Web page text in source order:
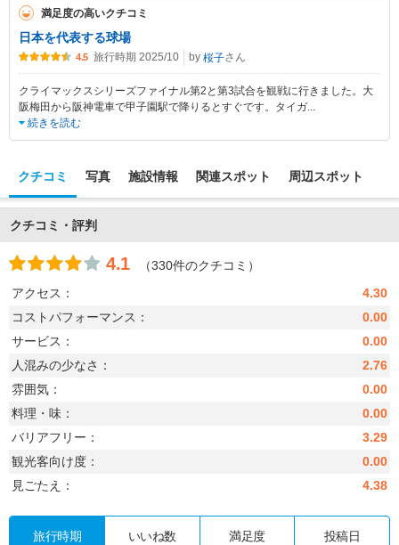
満足度の高いクチコミ
日本を代表する球場
4.5 旅行時期 2025/10 by 桜子さん
クライマックスシリーズファイナル第2と第3試合を観戦に行きました。大
阪梅田から阪神電車で甲子園駅で降りるとすぐです。タイガ...
続きを読む
クチコミ 写真 施設情報 関連スポット 周辺スポット
クチコミ・評判
4.1
（330件のクチコミ）
アクセス：
4.30
コストパフォーマンス：
0.00
サービス：
0.00
人混みの少なさ：
2.76
雰囲気：
0.00
料理・味：
0.00
バリアフリー：
3.29
観光客向け度：
0.00
見ごたえ：
4.38
旅行時期 いいね数 満足度 投稿日